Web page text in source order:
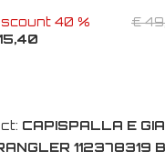
40 % €
CAPISPALLA E
112378319